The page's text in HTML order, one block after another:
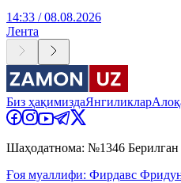
14:33 / 08.08.2026
Лента
Биз ҳақимиздаЯнгиликлар
Шаҳодатнома: №1346 Берилган
Ғоя муаллифи: Фирдавс